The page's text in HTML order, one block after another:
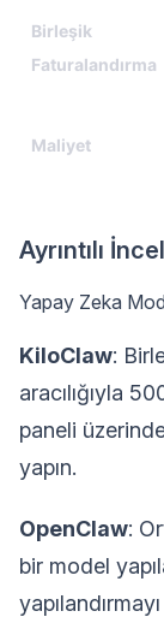
Birleşik
Faturalandırma
Maliyet
Ayrıntılı
Yapay Zeka
KiloClaw:
aracılığıyla
paneli
yapın.
OpenClaw:
bir model